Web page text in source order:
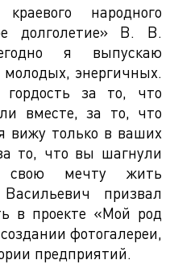
народного
долголетие» В. В.
я выпускаю
молодых, энергичных.
за то, что
вместе, за то, что
вижу только в ваших
то, что вы шагнули
свою мечту жить
призвал
в проекте «Мой род
фотогалереи,
предприятий.